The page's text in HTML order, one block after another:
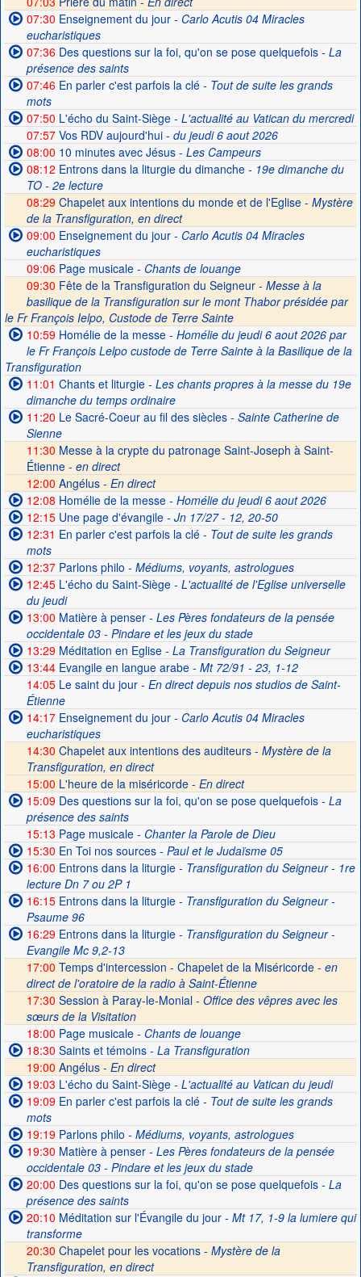
07:30 Enseignement du jour- Carlo Acutis 04 Miracles
eucharistiques
07:36Des questions sur la foi, qu'on se pose quelquefois- La
présence des saints
07:46En parler c'est parfois la clé- Tout de suite les grands
mots
07:50 L'écho du Saint-Siège- L'actualité au Vatican du mercredi
07:57Vos RDV aujourd'hui- du jeudi 6 aout 2026
08:00 10 minutes avec Jésus- Les Campeurs
08:12 Entrons dans la liturgie du dimanche- 19e dimanche du
TO - 2e lecture
08:29 Chapelet aux intentions du monde et de l'Eglise - Mystère
de la Transfiguration, en direct
09:00 Enseignement du jour- Carlo Acutis 04 Miracles
eucharistiques
09:06Page musicale- Chants de louange
09:30 Fête de la Transfiguration du Seigneur - Messe à la
basilique de la Transfiguration sur le mont Thabor présidée par
le Fr François Ielpo, Custode de Terre Sainte
10:59Homélie de la messe- Homélie du jeudi 6 aout 2026 par
le Fr François Lelpo custode de Terre Sainte à la Basilique de la
Transfiguration
11:01 Chants et liturgie- Les chants propres à la messe du 19e
dimanche du temps ordinaire
11:20 Le Sacré-Coeur au fil des siècles- Sainte Catherine de
Sienne
11:30 Messe à la crypte du patronage Saint-Joseph à Saint-
Étienne - en direct
12:00 Angélus - En direct
12:08 Homélie de la messe- Homélie du jeudi 6 aout 2026
12:15Une page d'évangile- Jn 17/27 - 12, 20-50
12:31 En parler c'est parfois la clé- Tout de suite les grands
mots
12:37Parlons philo - Médiums, voyants, astrologues
12:45L'écho du Saint-Siège- L'actualité de l'Eglise universelle
du jeudi
13:00 Matière à penser- Les Pères fondateurs de la pensée
occidentale 03 - Pindare et les jeux du stade
13:29Méditation en Eglise- La Transfiguration du Seigneur
13:44Evangile en langue arabe- Mt 72/91 - 23, 1-12
14:05Le saint du jour- En direct depuis nos studios de Saint-
Étienne
14:17Enseignement du jour- Carlo Acutis 04 Miracles
eucharistiques
14:30 Chapelet aux intentions des auditeurs - Mystère de la
Transfiguration, en direct
15:00 L'heure de la miséricorde - En direct
15:09Des questions sur la foi, qu'on se pose quelquefois- La
présence des saints
15:13 Page musicale- Chanter la Parole de Dieu
15:30 En Toi nos sources- Paul et le Judaïsme 05
16:00 Entrons dans la liturgie- Transfiguration du Seigneur - 1re
lecture Dn 7 ou 2P 1
16:15Entrons dans la liturgie- Transfiguration du Seigneur -
Psaume 96
16:29Entrons dans la liturgie- Transfiguration du Seigneur -
Evangile Mc 9,2-13
17:00 Temps d'intercession - Chapelet de la Miséricorde - en
direct de l'oratoire de la radio à Saint-Étienne
17:30 Session à Paray-le-Monial - Office des vêpres avec les
sœurs de la Visitation
18:00 Page musicale- Chants de louange
18:30 Saints et témoins- La Transfiguration
19:00 Angélus - En direct
19:03 L'écho du Saint-Siège- L'actualité au Vatican du jeudi
19:09En parler c'est parfois la clé- Tout de suite les grands
mots
19:19Parlons philo - Médiums, voyants, astrologues
19:30 Matière à penser- Les Pères fondateurs de la pensée
occidentale 03 - Pindare et les jeux du stade
20:00 Des questions sur la foi, qu'on se pose quelquefois- La
présence des saints
20:10 Méditation sur l'Évangile du jour- Mt 17, 1-9 la lumiere qui
transforme
20:30 Chapelet pour les vocations - Mystère de la
Transfiguration, en direct